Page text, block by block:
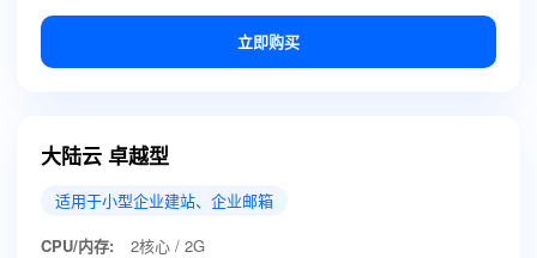
立即购买
大陆云 卓越型
适用于小型企业建站、企业邮箱
CPU/内存:
2核心 / 2G